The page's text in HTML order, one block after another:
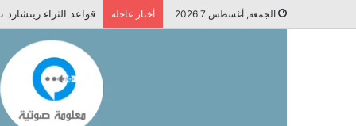
الجمعة, أغسطس 7 2026 أخبار عاجلة قواعد الثراء